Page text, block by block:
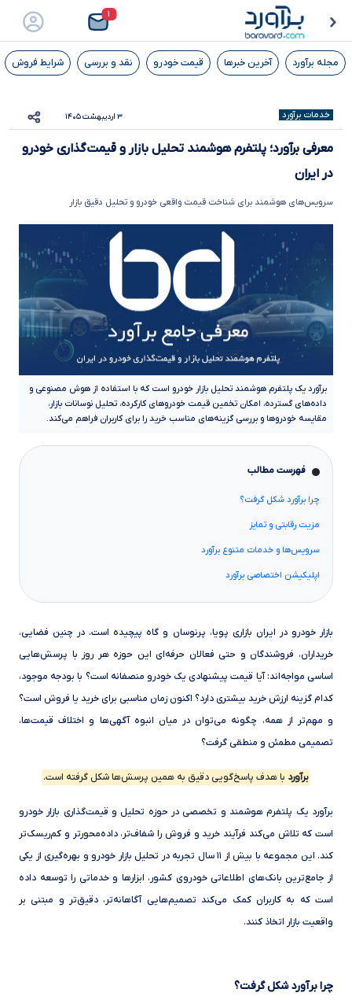
۱
مجله برآورد آخرین خبرها قیمت خودرو نقد و بررسی شرایط فروش
خدمات برآورد ۳ اردیبهشت ۱۴۰۵
معرفی برآورد؛ پلتفرم هوشمند تحلیل بازار و قیمت‌گذاری خودرو
در ایران
سرویس‌های هوشمند برای شناخت قیمت واقعی خودرو و تحلیل دقیق بازار
برآورد یک پلتفرم هوشمند تحلیل بازار خودرو است که با استفاده از هوش مصنوعی و
داده‌های گسترده، امکان تخمین قیمت خودروهای کارکرده، تحلیل نوسانات بازار،
مقایسه خودروها و بررسی گزینه‌های مناسب خرید را برای کاربران فراهم می‌کند.
فهرست مطالب
چرا برآورد شکل گرفت؟
مزیت رقابتی و تمایز
سرویس‌ها و خدمات متنوع برآورد
اپلیکیشن اختصاصی برآورد
بازار خودرو در ایران بازاری پویا، پرنوسان و گاه پیچیده است. در چنین فضایی،
خریداران، فروشندگان و حتی فعالان حرفه‌ای این حوزه هر روز با پرسش‌هایی
اساسی مواجه‌اند: آیا قیمت پیشنهادی یک خودرو منصفانه است؟ با بودجه موجود،
کدام گزینه ارزش خرید بیشتری دارد؟ اکنون زمان مناسبی برای خرید یا فروش است؟
و مهم‌تر از همه، چگونه می‌توان در میان انبوه آگهی‌ها و اختلاف قیمت‌ها،
تصمیمی مطمئن و منطقی گرفت؟
برآورد با هدف پاسخ‌گویی دقیق به همین پرسش‌ها شکل گرفته است.
برآورد یک پلتفرم هوشمند و تخصصی در حوزه تحلیل و قیمت‌گذاری بازار خودرو
است که تلاش می‌کند فرآیند خرید و فروش را شفاف‌تر، داده‌محورتر و کم‌ریسک‌تر
کند. این مجموعه با بیش از ۱۱ سال تجربه در تحلیل بازار خودرو و بهره‌گیری از یکی
از جامع‌ترین بانک‌های اطلاعاتی خودروی کشور، ابزارها و خدماتی را توسعه داده
است که به کاربران کمک می‌کند تصمیم‌هایی آگاهانه‌تر، دقیق‌تر و مبتنی بر
واقعیت بازار اتخاذ کنند.
چرا برآورد شکل گرفت؟